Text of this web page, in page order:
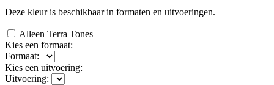
Deze kleur is beschikbaar in formaten en uitvoeringen.
Alleen Terra Tones
Kies een formaat:
Formaat:
Kies een uitvoering:
Uitvoering: